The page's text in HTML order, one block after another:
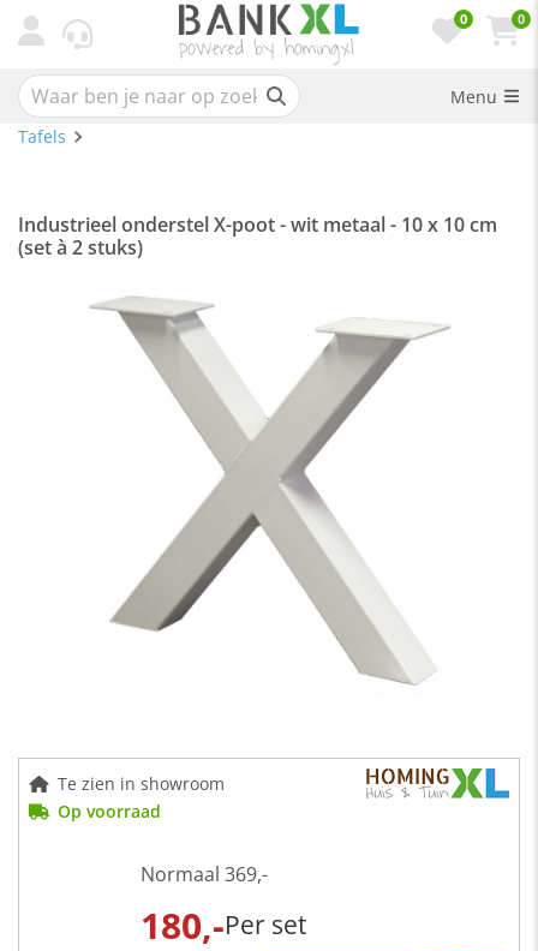
0 0
Menu
Tafels
Industrieel onderstel X-poot - wit metaal - 10 x 10 cm
(set à 2 stuks)
Te zien in showroom
Op voorraad
Normaal 369,-
180,-Per set